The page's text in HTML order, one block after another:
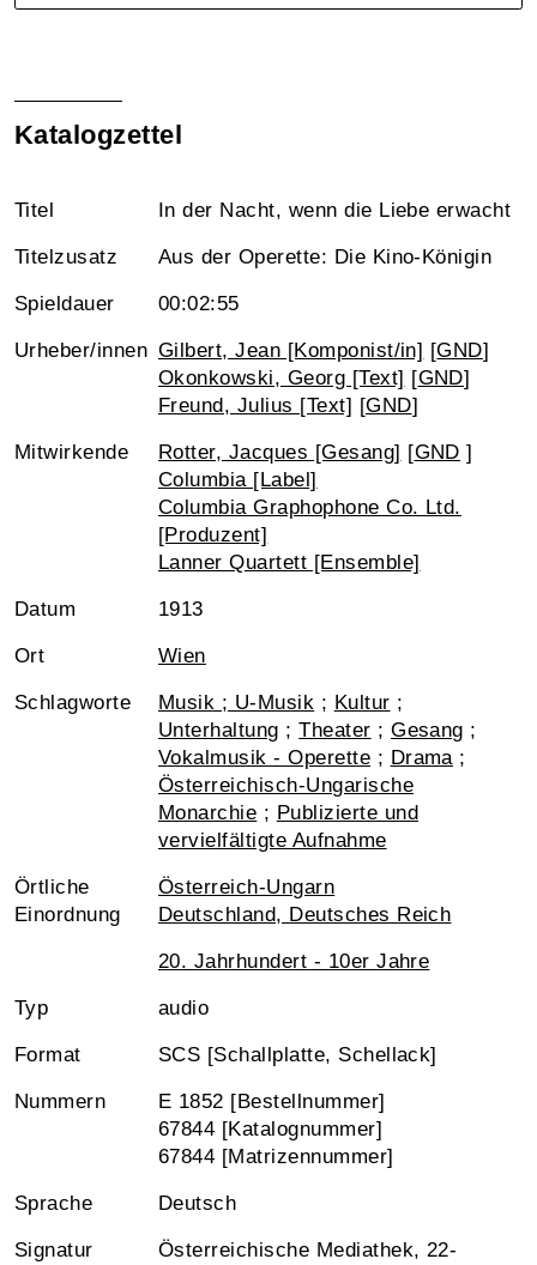
Katalogzettel
Titel In der Nacht, wenn die Liebe erwacht
Titelzusatz Aus der Operette: Die Kino-Königin
Spieldauer 00:02:55
Urheber/innen Gilbert, Jean [Komponist/in] [GND]
Okonkowski, Georg [Text] [GND]
Freund, Julius [Text] [GND]
Mitwirkende Rotter, Jacques [Gesang] [GND ]
Columbia [Label]
Columbia Graphophone Co. Ltd.
[Produzent]
Lanner Quartett [Ensemble]
Datum 1913
Ort Wien
Schlagworte Musik ; U-Musik ; Kultur ;
Unterhaltung ;Theater ;Gesang ;
Vokalmusik - Operette ; Drama;
Österreichisch-Ungarische
Monarchie ; Publizierte und
vervielfältigte Aufnahme
Örtliche
Einordnung
Österreich-Ungarn
Deutschland, Deutsches Reich
20. Jahrhundert - 10er Jahre
Typ audio
Format SCS [Schallplatte, Schellack]
Nummern
E 1852 [Bestellnummer]
67844 [Katalognummer]
67844 [Matrizennummer]
Sprache Deutsch
Signatur
Österreichische Mediathek, 22-